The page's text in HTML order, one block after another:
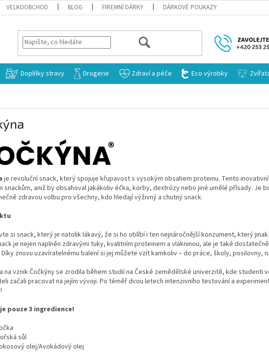
VELKOOBCHOD BLOG FIREMNÍ DÁRKY DÁRKOVÉ POUKAZY
HLEDAT
Doplňky stravy Drogerie Zdraví a péče Eco výrobky
je revoluční snack, který spojuje křupavost s vysokým obsahem proteinu. Tento
snackům, aniž by obsahoval jakákoliv éčka, korby, dextrózy nebo jiné umělé přísady. Je
zdravou volbu pro všechny, kdo hledají výživný a chutný snack.
si snack, který je natolik lákavý, že si ho oblíbí i ten nejnáročnější konzument, který
je nejen naplněn zdravými tuky, kvalitním proteinem a vlákninou, ale je také
znovu uzavíratelnému balení si jej můžete vzít kamkoliv – do práce, školy, posilovny,
na vznik Čočkýny se zrodila během studií na České zemědělské univerzitě, kde studenti
začali pracovat na jejím vývoji. Po téměř dvou letech intenzivního testování a
pouze 3 ingredience!
sůl
olej/Avokádový olej